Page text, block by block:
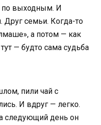
по выходным. И
Друг семьи. Когда-то
а потом — как
— будто сама судьба
пили чай с
И вдруг — легко.
следующий день он